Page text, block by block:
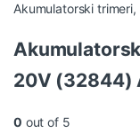
Akumulatorski trimeri,
20V (32844)
0 out of 5